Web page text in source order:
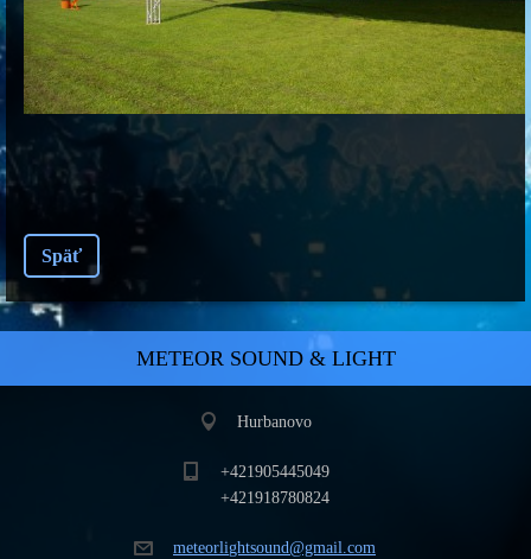
Späť
METEOR SOUND & LIGHT
Hurbanovo
+421905445049
+421918780824
meteorlightsound@gmail.com